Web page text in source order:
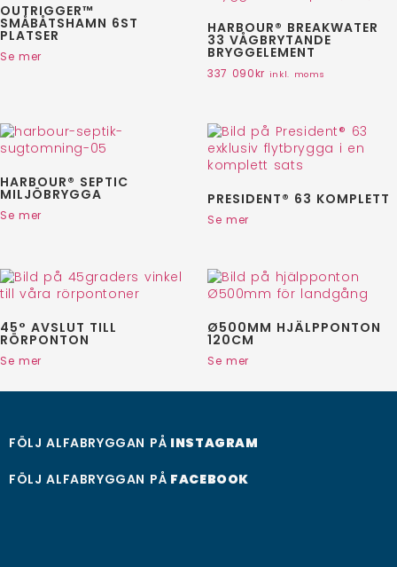
OUTRIGGER™
SMÅBÅTSHAMN 6ST
PLATSER
Se mer
HARBOUR® BREAKWATER
33 VÅGBRYTANDE
BRYGGELEMENT
337 090kr inkl. moms
HARBOUR® SEPTIC
MILJÖBRYGGA
Se mer
PRESIDENT® 63 KOMPLETT
Se mer
45° AVSLUT TILL
RÖRPONTON
Se mer
Ø500MM HJÄLPPONTON
120CM
Se mer
FÖLJ ALFABRYGGAN PÅ INSTAGRAM
FÖLJ ALFABRYGGAN PÅ FACEBOOK